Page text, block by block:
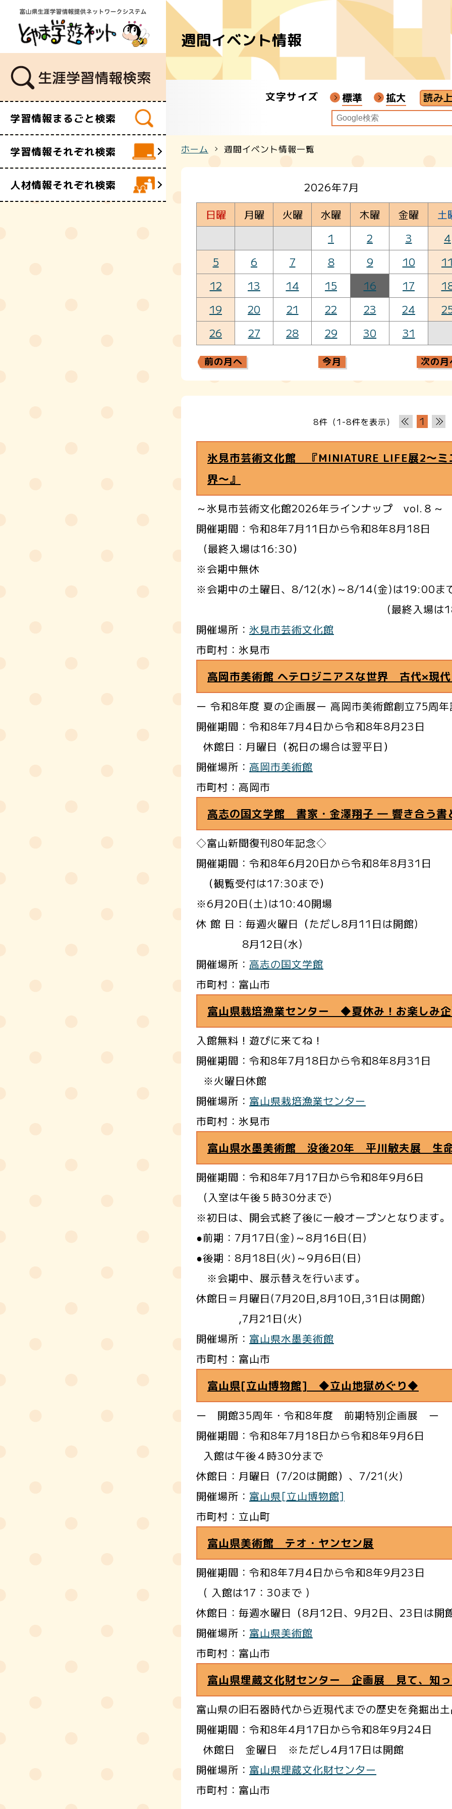
学習情報まるごと検索
学習情報それぞれ検索
学習講座
人材情報それぞれ検索
講師・指導者
ボランティア
週間イベント情報
文字サイズ 標準 拡大
ホーム 週間イベント情報一覧
2026年7月
日曜
月曜 火曜 水曜 木曜 金曜
土
1
2 3
4
5
6 7 8 9 10
11
12
13 14 15 16 17
19
20 21 22 23 24
26
27 28 29 30 31
前の月へ 今月 次の月
8件（1-8件を表示） 1
氷見市芸術文化館 『MINIATURE LIFE展2～ミ
界～』
～氷見市芸術文化館2026年ラインナップ vol.８～
開催期間：令和8年7月11日から令和8年8月18日
(最終入場は16:30）
※会期中無休
※会期中の土曜日、8/12(水)～8/14(金)は19:00ま
(最終入場は18:30
開催場所： 氷見市芸術文化館
市町村：氷見市
高岡市美術館 ヘテロジニアスな世界 古代×現
ー 令和8年度 夏の企画展ー 高岡市美術館創立75周
開催期間：令和8年7月4日から令和8年8月23日
休館日：月曜日（祝日の場合は翌平日）
開催場所： 高岡市美術館
市町村：高岡市
高志の国文学館 書家・金澤翔子 ― 響き合う書
◇富山新聞復刊80年記念◇
開催期間：令和8年6月20日から令和8年8月31日
（観覧受付は17:30まで）
※6月20日(土)は10:40開場
休 館 日：毎週火曜日（ただし8月11日は開館)
8月12日(水)
開催場所： 高志の国文学館
市町村：富山市
富山県栽培漁業センター ◆夏休み！お楽しみ
入館無料！遊びに来てね！
開催期間：令和8年7月18日から令和8年8月31日
※火曜日休館
開催場所： 富山県栽培漁業センター
市町村：氷見市
富山県水墨美術館 没後20年 平川敏夫展 生
開催期間：令和8年7月17日から令和8年9月6日
(入室は午後５時30分まで)
※初日は、開会式終了後に一般オープンとなります。
●前期：7月17日(金)～8月16日(日)
●後期：8月18日(火)～9月6日(日)
※会期中、展示替えを行います。
休館日＝月曜日(7月20日,8月10日,31日は開館)
,7月21日(火)
開催場所： 富山県水墨美術館
市町村：富山市
富山県[立山博物館] ◆立山地獄めぐり◆
ー 開館35周年・令和8年度 前期特別企画展 ー
開催期間：令和8年7月18日から令和8年9月6日
入館は午後４時30分まで
休館日：月曜日（7/20は開館）、7/21(火)
開催場所： 富山県[立山博物館]
市町村：立山町
富山県美術館 テオ・ヤンセン展
開催期間：令和8年7月4日から令和8年9月23日
( 入館は17：30まで )
休館日：毎週水曜日（8月12日、9月2日、23日は開館
開催場所： 富山県美術館
市町村：富山市
富山県埋蔵文化財センター 企画展 見て、知
富山県の旧石器時代から近現代までの歴史を発掘出
開催期間：令和8年4月17日から令和8年9月24日
休館日 金曜日 ※ただし4月17日は開館
開催場所： 富山県埋蔵文化財センター
市町村：富山市